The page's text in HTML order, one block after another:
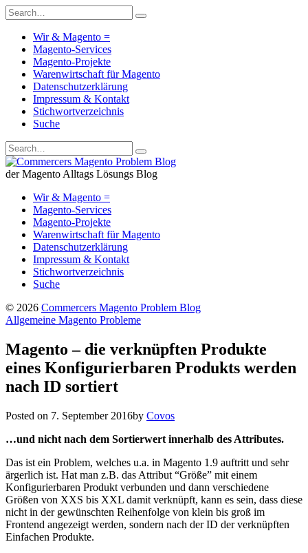
Wir & Magento =
Magento-Services
Magento-Projekte
Warenwirtschaft für Magento
Datenschutzerklärung
Impressum & Kontakt
Stichwortverzeichnis
Suche
der Magento Alltags Lösungs Blog
Wir & Magento =
Magento-Services
Magento-Projekte
Warenwirtschaft für Magento
Datenschutzerklärung
Impressum & Kontakt
Stichwortverzeichnis
Suche
© 2026 Commercers Magento Problem Blog
Allgemeine Magento Probleme
Magento – die verknüpften Produkte
eines Konfigurierbaren Produkts werden
nach ID sortiert
Posted on 7. September 2016by Covos
…und nicht nach dem Sortierwert innerhalb des Attributes.
Das ist ein Problem, welches u.a. in Magento 1.9 auftritt und sehr
ärgerlich ist. Hat man z.B. das Attribut “Größe” mit einem
Konfigurierbaren Produkt verbunden und dann verschiedene
Größen von XXS bis XXL damit verknüpft, kann es sein, dass diese
nicht in der gewünschten Reihenfolge von klein bis groß im
Frontend angezeigt werden, sondern nach der ID der verknüpften
Einfachen Produkte.